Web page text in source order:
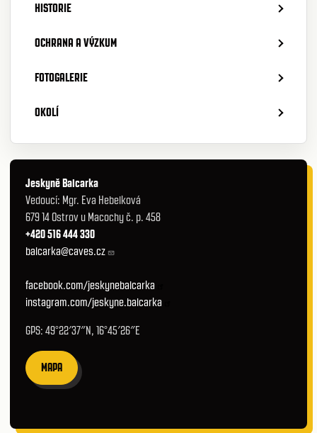
HISTORIE
OCHRANA A VÝZKUM
FOTOGALERIE
OKOLÍ
Jeskyně Balcarka
Vedoucí: Mgr. Eva Hebelková
679 14 Ostrov u Macochy č. p. 458
+420 516 444 330
balcarka@caves.cz
facebook.com/jeskynebalcarka
instagram.com/jeskyne.balcarka
GPS: 49°22′37″N, 16°45′26″E
MAPA